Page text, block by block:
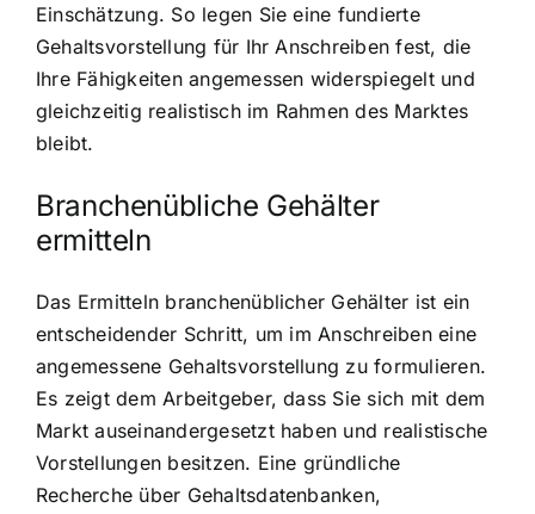
Einschätzung. So legen Sie eine fundierte
Gehaltsvorstellung für Ihr Anschreiben fest, die
Ihre Fähigkeiten angemessen widerspiegelt und
gleichzeitig realistisch im Rahmen des Marktes
bleibt.
Branchenübliche Gehälter
ermitteln
Das Ermitteln branchenüblicher Gehälter ist ein
entscheidender Schritt, um im Anschreiben eine
angemessene Gehaltsvorstellung zu formulieren.
Es zeigt dem Arbeitgeber, dass Sie sich mit dem
Markt auseinandergesetzt haben und realistische
Vorstellungen besitzen. Eine gründliche
Recherche über Gehaltsdatenbanken,